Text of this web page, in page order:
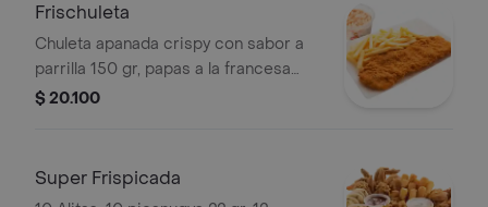
Frischuleta
Chuleta apanada crispy con sabor a
parrilla 150 gr, papas a la francesa
grande, ensalada y salsa a elección
$ 20.100
Super Frispicada